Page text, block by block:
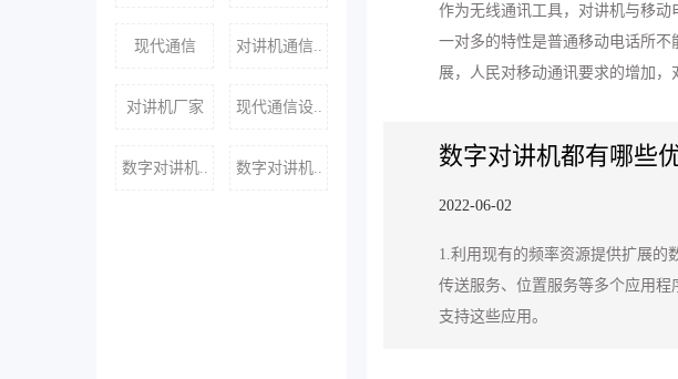
现代通信 对讲机通信..
对讲机厂家 现代通信设..
数字对讲机.. 数字对讲机..
作为无线通讯工具，对讲机与移
一对多的特性是普通移动电话所
展，人民对移动通讯要求的增加
数字对讲机都有哪些优
2022-06-02
1.利用现有的频率资源提供扩展的
传送服务、位置服务等多个应用
支持这些应用。